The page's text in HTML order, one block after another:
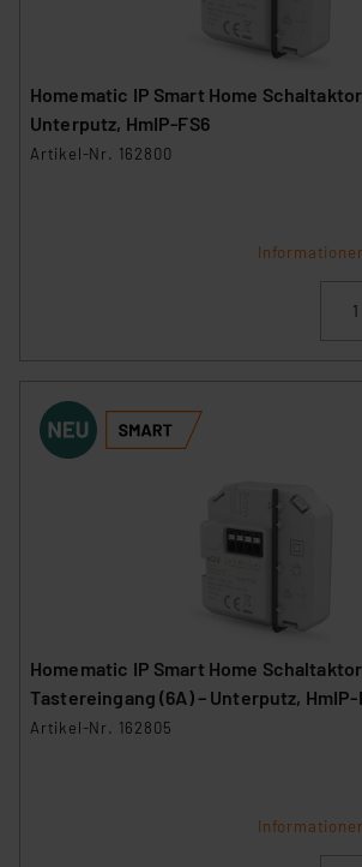
insbesondere der Art der übermittelten
Impressum|Datenschutzerklärung
Homematic IP Smart Home Schaltaktor
Unterputz, HmIP-FS6
Artikel-Nr. 162800
Homematic IP Smart Home
Tastereingang (6A) – Unterputz, HmIP-
Artikel-Nr. 162805